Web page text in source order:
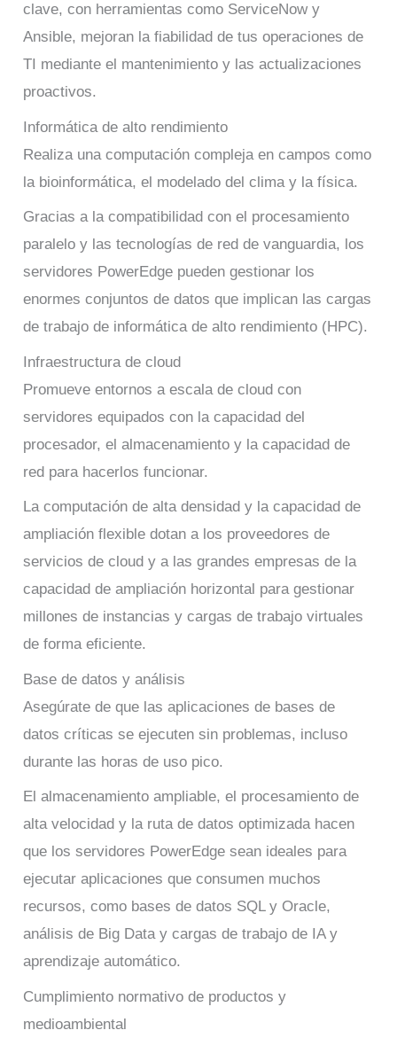
clave, con herramientas como ServiceNow y
Ansible, mejoran la fiabilidad de tus operaciones de
TI mediante el mantenimiento y las actualizaciones
proactivos.
Informática de alto rendimiento
Realiza una computación compleja en campos como
la bioinformática, el modelado del clima y la física.
Gracias a la compatibilidad con el procesamiento
paralelo y las tecnologías de red de vanguardia, los
servidores PowerEdge pueden gestionar los
enormes conjuntos de datos que implican las cargas
de trabajo de informática de alto rendimiento (HPC).
Infraestructura de cloud
Promueve entornos a escala de cloud con
servidores equipados con la capacidad del
procesador, el almacenamiento y la capacidad de
red para hacerlos funcionar.
La computación de alta densidad y la capacidad de
ampliación flexible dotan a los proveedores de
servicios de cloud y a las grandes empresas de la
capacidad de ampliación horizontal para gestionar
millones de instancias y cargas de trabajo virtuales
de forma eficiente.
Base de datos y análisis
Asegúrate de que las aplicaciones de bases de
datos críticas se ejecuten sin problemas, incluso
durante las horas de uso pico.
El almacenamiento ampliable, el procesamiento de
alta velocidad y la ruta de datos optimizada hacen
que los servidores PowerEdge sean ideales para
ejecutar aplicaciones que consumen muchos
recursos, como bases de datos SQL y Oracle,
análisis de Big Data y cargas de trabajo de IA y
aprendizaje automático.
Cumplimiento normativo de productos y
medioambiental